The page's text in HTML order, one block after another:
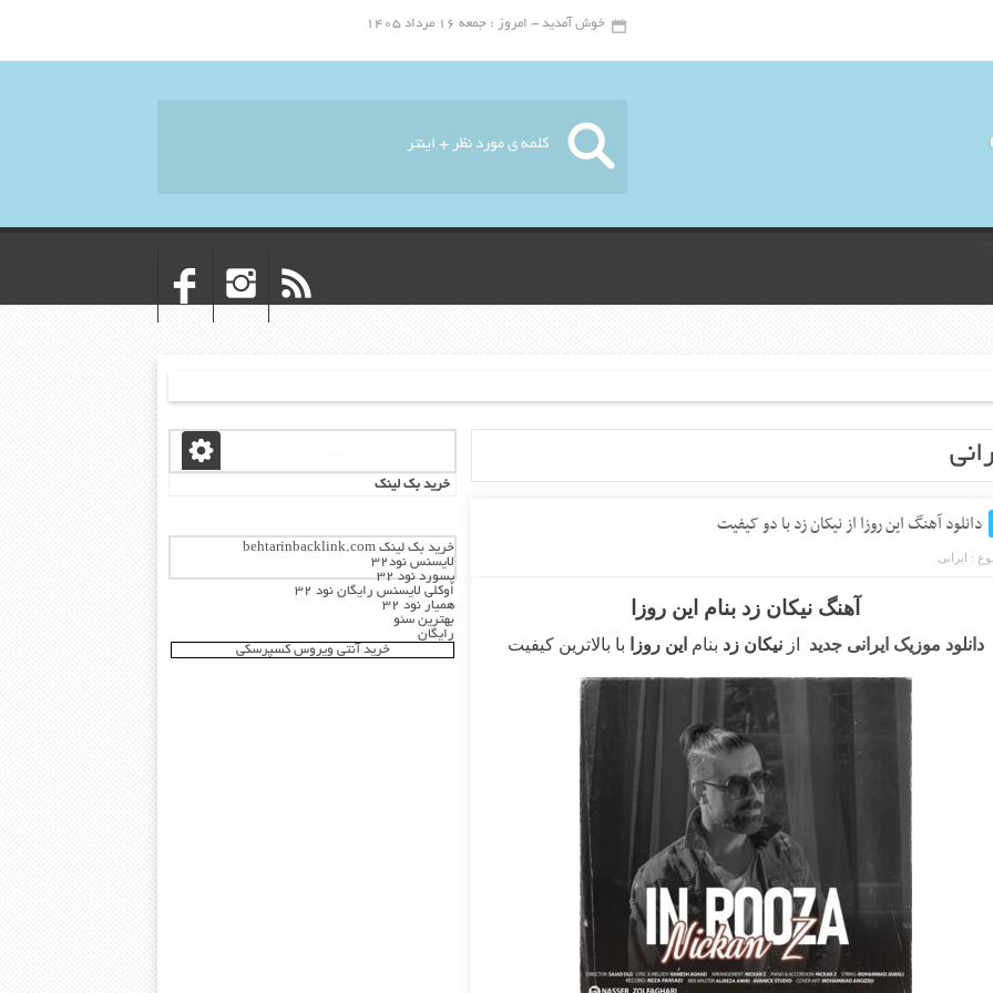
خوش آمدید - امروز : جمعه ۱۶ مرداد ۱۴۰۵
دانلود آهنگ این روزا از نیکان زد با دو کیفیت
: ایرانی
آهنگ نیکان زد بنام این روزا
دانلود موزیک ایرانی جدید ازنیکان زد بنام این روزا با بالاترین کیفیت
خرید بک لینک
خرید بک لینک behtarinbacklink.com
لایسنس نود32
پسورد نود 32
اوکلی لایسنس رایگان نود 32
همیار نود 32
بهترین سئو
رایگان
خرید آنتی ویروس کسپرسکی